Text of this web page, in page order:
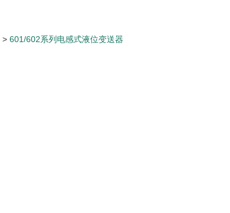
> 601/602系列电感式液位变送器